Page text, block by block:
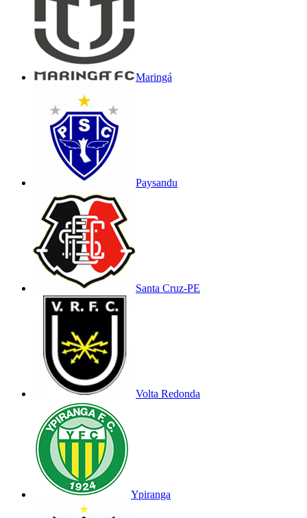
Maringá
Paysandu
Santa Cruz-PE
Volta Redonda
Ypiranga